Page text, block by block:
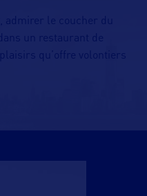
, admirer le coucher du
un restaurant de
qu’offre volontiers